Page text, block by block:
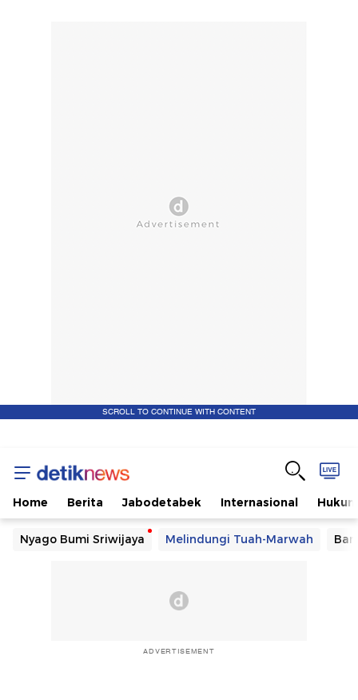
SCROLL TO CONTINUE WITH CONTENT
Home Berita Jabodetabek Internasional Hukum
Nyago Bumi Sriwijaya Melindungi Tuah-Marwah
ADVERTISEMENT